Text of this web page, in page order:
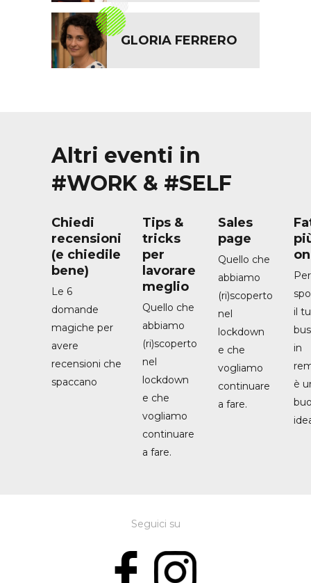
GLORIA FERRERO
Altri eventi in
#WORK & #SELF
Chiedi
recensioni
(e chiedile
bene)
Le 6
domande
magiche per
avere
recensioni che
spaccano
Tips &
tricks
per
lavorare
meglio
Quello che
abbiamo
(ri)scoperto
nel
lockdown
e che
vogliamo
continuare
a fare.
Sales
page
Quello che
abbiamo
(ri)scoperto
nel
lockdown
e che
vogliamo
continuare
a fare.
il
in
è
Seguici su